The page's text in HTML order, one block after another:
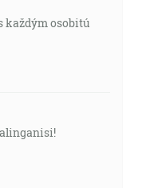
každým osobitú